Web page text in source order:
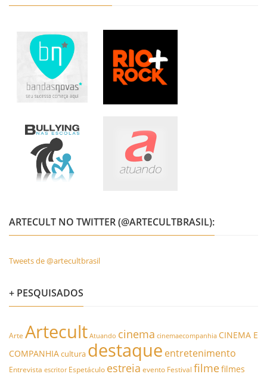
ARTECULT NO TWITTER (@ARTECULTBRASIL):
Tweets de @artecultbrasil
+ PESQUISADOS
Arte Artecult Atuando cinema cinemaecompanhia CINEMA E
COMPANHIAcultura destaque entretenimento
Entrevista escritor Espetáculo estreia evento Festival filmefilmes